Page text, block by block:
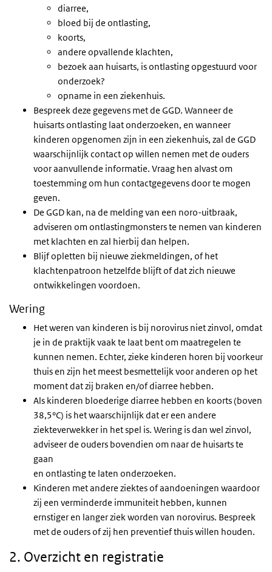
diarree,
bloed bij de ontlasting,
koorts,
andere opvallende klachten,
bezoek aan huisarts, is ontlasting opgestuurd voor
onderzoek?
opname in een ziekenhuis.
Bespreek deze gegevens met de GGD. Wanneer de
huisarts ontlasting laat onderzoeken, en wanneer
kinderen opgenomen zijn in een ziekenhuis, zal de GGD
waarschijnlijk contact op willen nemen met de ouders
voor aanvullende informatie. Vraag hen alvast om
toestemming om hun contactgegevens door te mogen
geven.
De GGD kan, na de melding van een noro-uitbraak,
adviseren om ontlastingmonsters te nemen van kinderen
met klachten en zal hierbij dan helpen.
Blijf opletten bij nieuwe ziekmeldingen, of het
klachtenpatroon hetzelfde blijft of dat zich nieuwe
ontwikkelingen voordoen.
Wering
Het weren van kinderen is bij norovirus niet zinvol, omdat
je in de praktijk vaak te laat bent om maatregelen te
kunnen nemen. Echter, zieke kinderen horen bij voorkeur
thuis en zijn het meest besmettelijk voor anderen op het
moment dat zij braken en/of diarree hebben.
Als kinderen bloederige diarree hebben en koorts (boven
38,5°C) is het waarschijnlijk dat er een andere
ziekteverwekker in het spel is. Wering is dan wel zinvol,
adviseer de ouders bovendien om naar de huisarts te
gaan
en ontlasting te laten onderzoeken.
Kinderen met andere ziektes of aandoeningen waardoor
zij een verminderde immuniteit hebben, kunnen
ernstiger en langer ziek worden van norovirus. Bespreek
met de ouders of zij hen preventief thuis willen houden.
2. Overzicht en registratie